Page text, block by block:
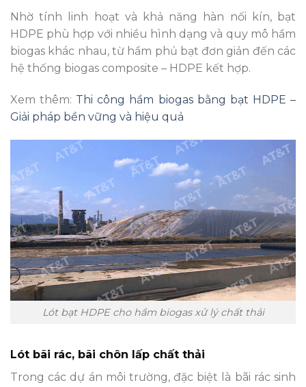
Nhờ tính linh hoạt và khả năng hàn nối kín, bạt
HDPE phù hợp với nhiều hình dạng và quy mô hầm
biogas khác nhau, từ hầm phủ bạt đơn giản đến các
hệ thống biogas composite – HDPE kết hợp.
Xem thêm: Thi công hầm biogas bằng bạt HDPE –
Giải pháp bền vững và hiệu quả
Lót bạt HDPE cho hầm biogas xử lý chất thải
Lót bãi rác, bãi chôn lấp chất thải
Trong các dự án môi trường, đặc biệt là bãi rác sinh